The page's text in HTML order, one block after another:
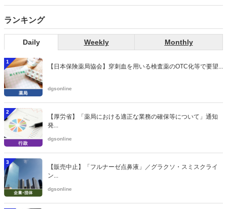
ランキング
Daily Weekly Monthly
1
【日本保険薬局協会】穿刺血を用いる検査薬のOTC化等で要望...
dgsonline
2
【厚労省】「薬局における適正な業務の確保等について」通知
発...
dgsonline
3
【販売中止】「フルナーゼ点鼻液」／グラクソ・スミスクライ
ン...
dgsonline